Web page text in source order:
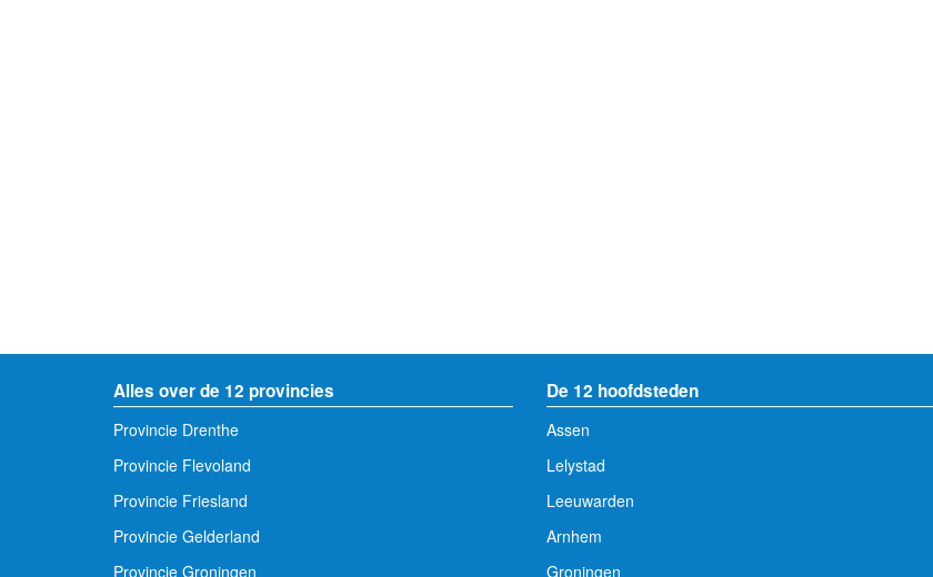
Alles over de 12 provincies
Provincie Drenthe
Provincie Flevoland
Provincie Friesland
Provincie Gelderland
Provincie Groningen
De 12 hoofdsteden
Assen
Lelystad
Leeuwarden
Arnhem
Groningen